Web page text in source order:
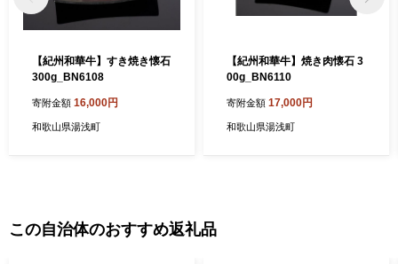
【紀州和華牛】すき焼き懐石
300g_BN6108
寄附金額 16,000円
和歌山県湯浅町
【紀州和華牛】焼き肉懐石 3
00g_BN6110
寄附金額 17,000円
和歌山県湯浅町
この自治体のおすすめ返礼品